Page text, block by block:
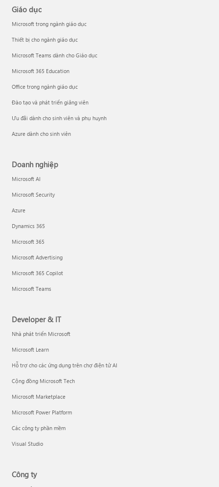
Giáo dục
Microsoft trong ngành giáo dục
Thiết bị cho ngành giáo dục
Microsoft Teams dành cho Giáo dục
Microsoft 365 Education
Office trong ngành giáo dục
Đào tạo và phát triển giảng viên
Ưu đãi dành cho sinh viên và phụ huynh
Azure dành cho sinh viên
Doanh nghiệp
Microsoft AI
Microsoft Security
Azure
Dynamics 365
Microsoft 365
Microsoft Advertising
Microsoft 365 Copilot
Microsoft Teams
Developer & IT
Nhà phát triển Microsoft
Microsoft Learn
Hỗ trợ cho các ứng dụng trên chợ điện tử AI
Cộng đồng Microsoft Tech
Microsoft Marketplace
Microsoft Power Platform
Các công ty phần mềm
Visual Studio
Công ty